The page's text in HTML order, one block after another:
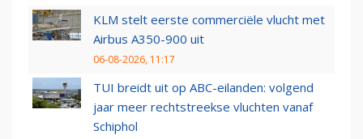
KLM stelt eerste commerciële vlucht met
Airbus A350-900 uit
06-08-2026, 11:17
TUI breidt uit op ABC-eilanden: volgend
jaar meer rechtstreekse vluchten vanaf
Schiphol